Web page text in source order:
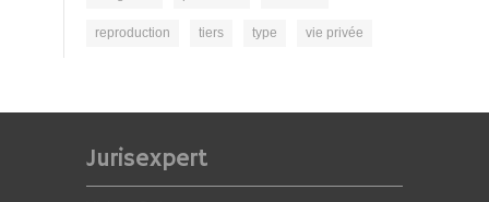
reproduction tiers type vie privée
Jurisexpert